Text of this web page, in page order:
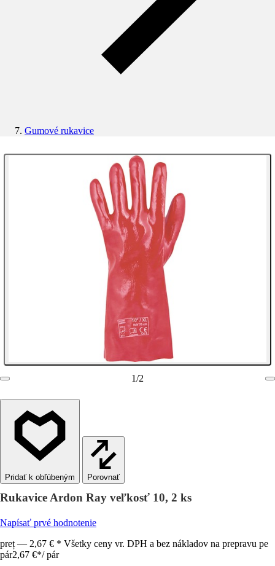
Gumové rukavice
1/2
Porovnať
Rukavice Ardon Ray veľkosť 10, 2 ks
Napísať prvé hodnotenie
preț — 2,67 € * Všetky ceny vr. DPH a bez nákladov na prepravu pe
pár2,67 €*/ pár